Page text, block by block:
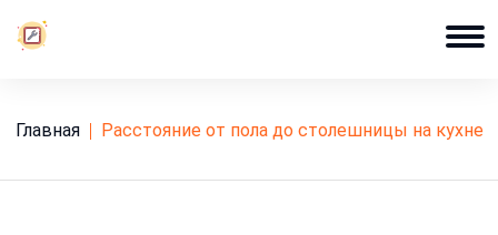
Главная расстояние от пола до столешницы на кухне